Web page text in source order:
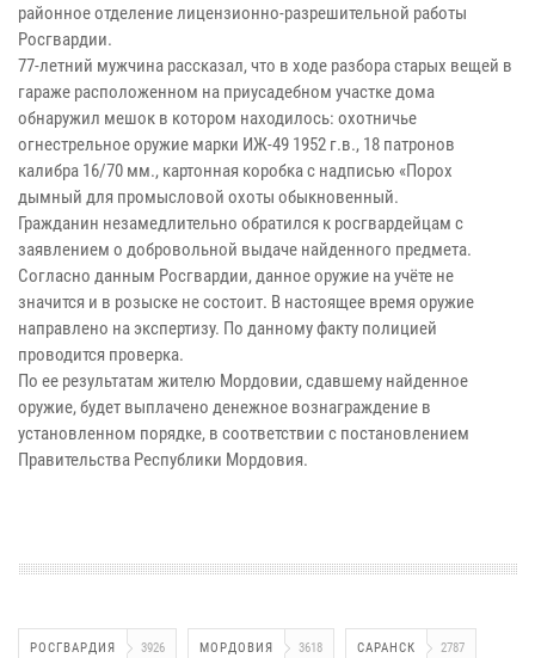
районное отделение лицензионно-разрешительной работы
Росгвардии.
77-летний мужчина рассказал, что в ходе разбора старых вещей в
гараже расположенном на приусадебном участке дома
обнаружил мешок в котором находилось: охотничье
огнестрельное оружие марки ИЖ-49 1952 г.в., 18 патронов
калибра 16/70 мм., картонная коробка с надписью «Порох
дымный для промысловой охоты обыкновенный.
Гражданин незамедлительно обратился к росгвардейцам с
заявлением о добровольной выдаче найденного предмета.
Согласно данным Росгвардии, данное оружие на учёте не
значится и в розыске не состоит. В настоящее время оружие
направлено на экспертизу. По данному факту полицией
проводится проверка.
По ее результатам жителю Мордовии, сдавшему найденное
оружие, будет выплачено денежное вознаграждение в
установленном порядке, в соответствии с постановлением
Правительства Республики Мордовия.
РОСГВАРДИЯ 3926 МОРДОВИЯ 3618 САРАНСК 2787